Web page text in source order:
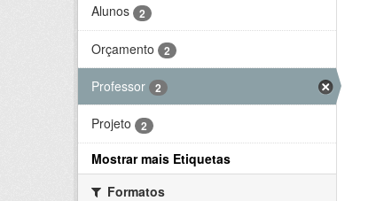
Alunos 2
Orçamento 2
Professor 2
Projeto 2
Mostrar mais Etiquetas
Formatos